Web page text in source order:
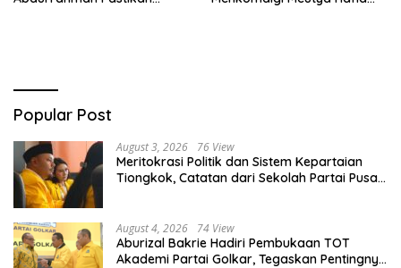
Popular Post
August 3, 2026 76 View
Meritokrasi Politik dan Sistem Kepartaian
Tiongkok, Catatan dari Sekolah Partai Pusat
August 4, 2026 74 View
Aburizal Bakrie Hadiri Pembukaan TOT
Akademi Partai Golkar, Tegaskan Pentingnya